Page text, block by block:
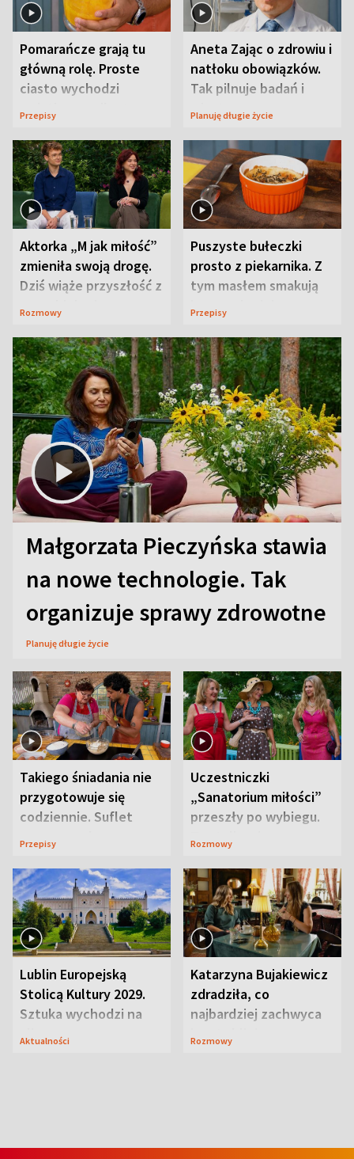
Pomarańcze grają tu
główną rolę. Proste
ciasto wychodzi
wyjątkowo wilgotne
Przepisy
Aneta Zając o zdrowiu i
natłoku obowiązków.
Tak pilnuje badań i
wizyt
Planuję długie życie
Aktorka „M jak miłość”
zmieniła swoją drogę.
Dziś wiąże przyszłość z
neurobiologią
Rozmowy
Puszyste bułeczki
prosto z piekarnika. Z
tym masłem smakują
jeszcze lepiej
Przepisy
Małgorzata Pieczyńska stawia
na nowe technologie. Tak
organizuje sprawy zdrowotne
Planuję długie życie
Takiego śniadania nie
przygotowuje się
codziennie. Suflet
serowy zachwyca
Przepisy
Uczestniczki
„Sanatorium miłości”
przeszły po wybiegu.
Te stylizacje
Rozmowy
Lublin Europejską
Stolicą Kultury 2029.
Sztuka wychodzi na
ulice
Aktualności
Katarzyna Bujakiewicz
zdradziła, co
najbardziej zachwyca
ją w Lublinie
Rozmowy